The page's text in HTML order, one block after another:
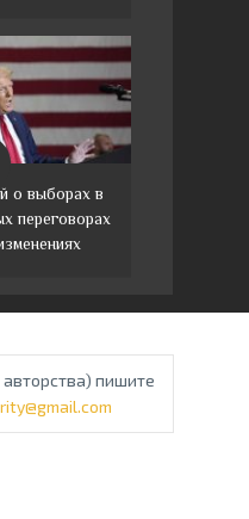
о выборах в
переговорах
пишите